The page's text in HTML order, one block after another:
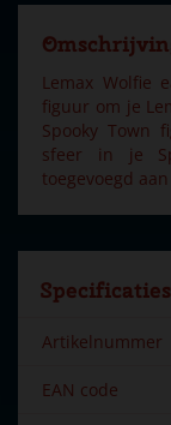
Lemax Wolfie
figuur om je
Spooky Town
sfeer in je
toegevoegd
Specificaties
Artikelnummer
EAN code